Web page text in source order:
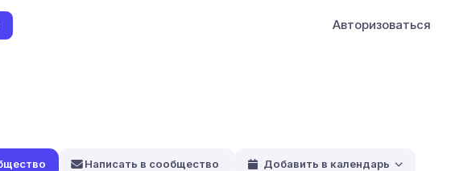
Авторизоваться
Написать в сообщество Добавить в календарь